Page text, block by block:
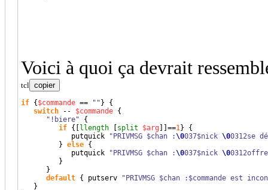
Voici à quoi ça devrait
tcl copier
if {$commande == ""}
{
switch -- $commande {
"!biere"
{
if { [llength [split $arg ] ] ==1}
{
            putquick
"PRIVMSG $chan :\0037$nick \00312se
} else {
            putquick
"PRIVMSG $chan :\0037$nick \0
}
}
default { putserv
"PRIVMSG $chan :$commande est
}